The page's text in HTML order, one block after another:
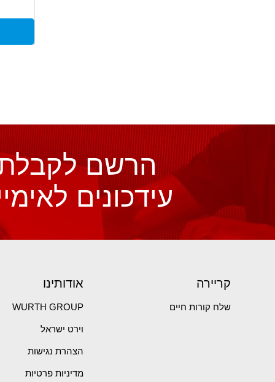
הרשם
עידכונים
קריירה
שלח קורות חיים
אודותינו
WURTH GROUP
וירט ישראל
הצהרת נגישות
מדיניות פרטיות